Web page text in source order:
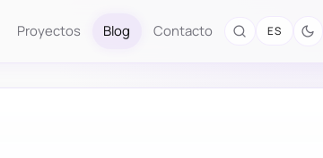
Proyectos Blog Contacto ES